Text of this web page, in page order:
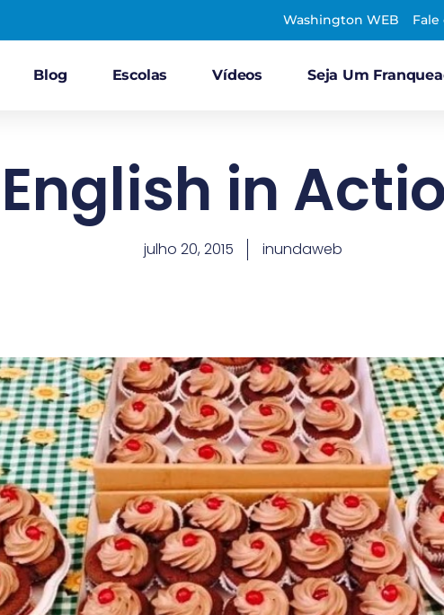
Washington WEB Fale
Blog Escolas Vídeos Seja Um
English in
julho 20, 2015 inundaweb